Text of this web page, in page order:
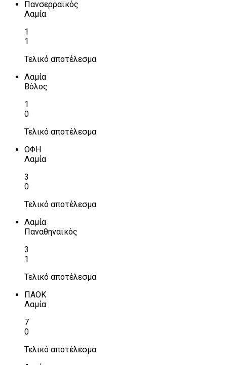
Πανσερραϊκός
Λαμία
1
1
Τελικό αποτέλεσμα
Λαμία
Βόλος
1
0
Τελικό αποτέλεσμα
ΟΦΗ
Λαμία
3
0
Τελικό αποτέλεσμα
Λαμία
Παναθηναϊκός
3
1
Τελικό αποτέλεσμα
ΠΑΟΚ
Λαμία
7
0
Τελικό αποτέλεσμα